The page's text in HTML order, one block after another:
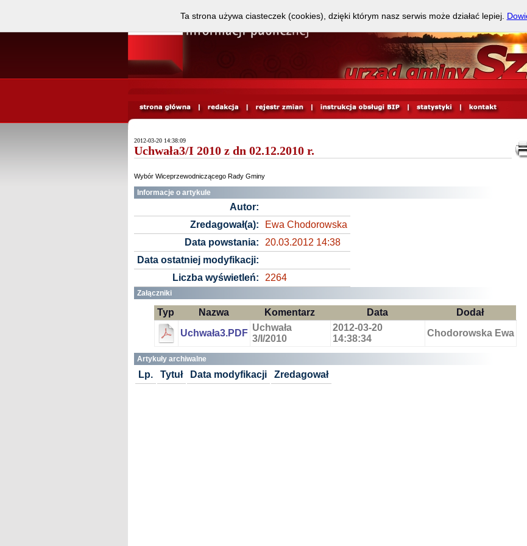
2012-03-20 14:38:09
Uchwała3/I 2010 z dn 02.12.2010 r.
Wybór Wiceprzewodniczącego Rady Gminy
Informacje o artykule
Autor:
Zredagował(a):
Ewa Chodorowska
Data powstania:
20.03.2012 14:38
Data ostatniej modyfikacji:
Liczba wyświetleń:
2264
Załączniki
Typ Nazwa Komentarz Data
Dodał
Uchwała3.PDF
Uchwała
3/I/2010
2012-03-20
14:38:34
Chodorowska Ewa
Artykuły archiwalne
Lp. Tytuł Data modyfikacji Zredagował
Ta strona używa ciasteczek (cookies), dzięki którym nasz serwis może działać lepiej.